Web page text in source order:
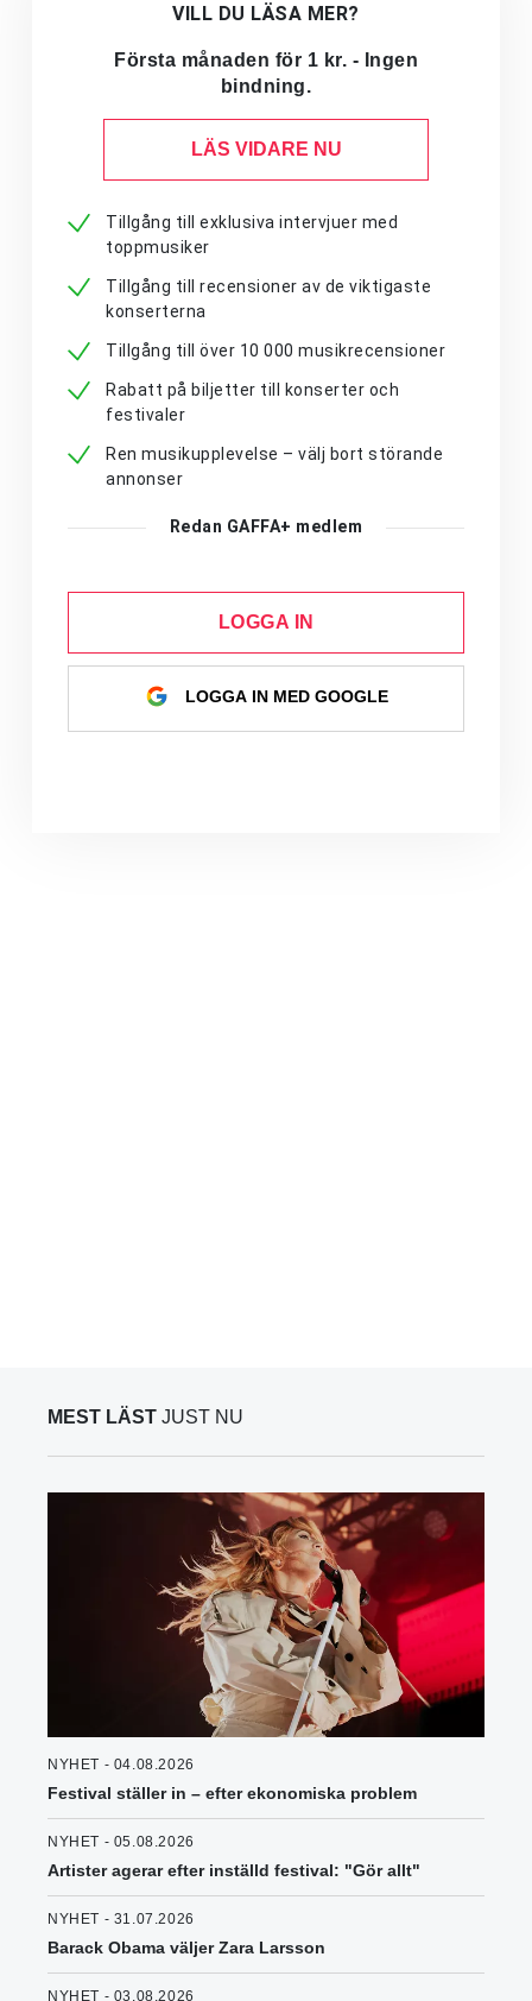
VILL DU LÄSA MER?
Första månaden för 1 kr. - Ingen
bindning.
LÄS VIDARE NU
Tillgång till exklusiva intervjuer med
toppmusiker
Tillgång till recensioner av de viktigaste
konserterna
Tillgång till över 10 000 musikrecensioner
Rabatt på biljetter till konserter och
festivaler
Ren musikupplevelse – välj bort störande
annonser
Redan GAFFA+ medlem
LOGGA IN
LOGGA IN MED GOOGLE
MEST LÄST JUST NU
NYHET - 04.08.2026
Festival ställer in – efter ekonomiska problem
NYHET - 05.08.2026
Artister agerar efter inställd festival: "Gör allt"
NYHET - 31.07.2026
Barack Obama väljer Zara Larsson
NYHET - 03.08.2026